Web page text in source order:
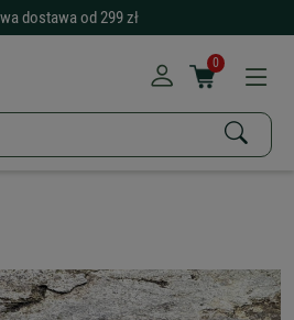
dostawa od 299 zł
0